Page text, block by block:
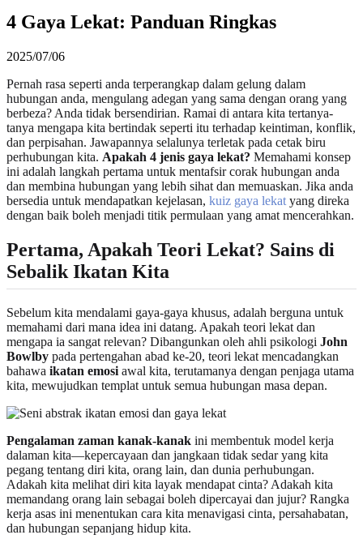
4 Gaya Lekat: Panduan Ringkas
2025/07/06
Pernah rasa seperti anda terperangkap dalam gelung dalam
hubungan anda, mengulang adegan yang sama dengan orang yang
berbeza? Anda tidak bersendirian. Ramai di antara kita tertanya-
tanya mengapa kita bertindak seperti itu terhadap keintiman, konflik,
dan perpisahan. Jawapannya selalunya terletak pada cetak biru
perhubungan kita. Apakah 4 jenis gaya lekat? Memahami konsep
ini adalah langkah pertama untuk mentafsir corak hubungan anda
dan membina hubungan yang lebih sihat dan memuaskan. Jika anda
bersedia untuk mendapatkan kejelasan, kuiz gaya lekat yang direka
dengan baik boleh menjadi titik permulaan yang amat mencerahkan.
Pertama, Apakah Teori Lekat? Sains di
Sebalik Ikatan Kita
Sebelum kita mendalami gaya-gaya khusus, adalah berguna untuk
memahami dari mana idea ini datang. Apakah teori lekat dan
mengapa ia sangat relevan? Dibangunkan oleh ahli psikologi John
Bowlby pada pertengahan abad ke-20, teori lekat mencadangkan
bahawa ikatan emosi awal kita, terutamanya dengan penjaga utama
kita, mewujudkan templat untuk semua hubungan masa depan.
Pengalaman zaman kanak-kanak ini membentuk model kerja
dalaman kita—kepercayaan dan jangkaan tidak sedar yang kita
pegang tentang diri kita, orang lain, dan dunia perhubungan.
Adakah kita melihat diri kita layak mendapat cinta? Adakah kita
memandang orang lain sebagai boleh dipercayai dan jujur? Rangka
kerja asas ini menentukan cara kita menavigasi cinta, persahabatan,
dan hubungan sepanjang hidup kita.